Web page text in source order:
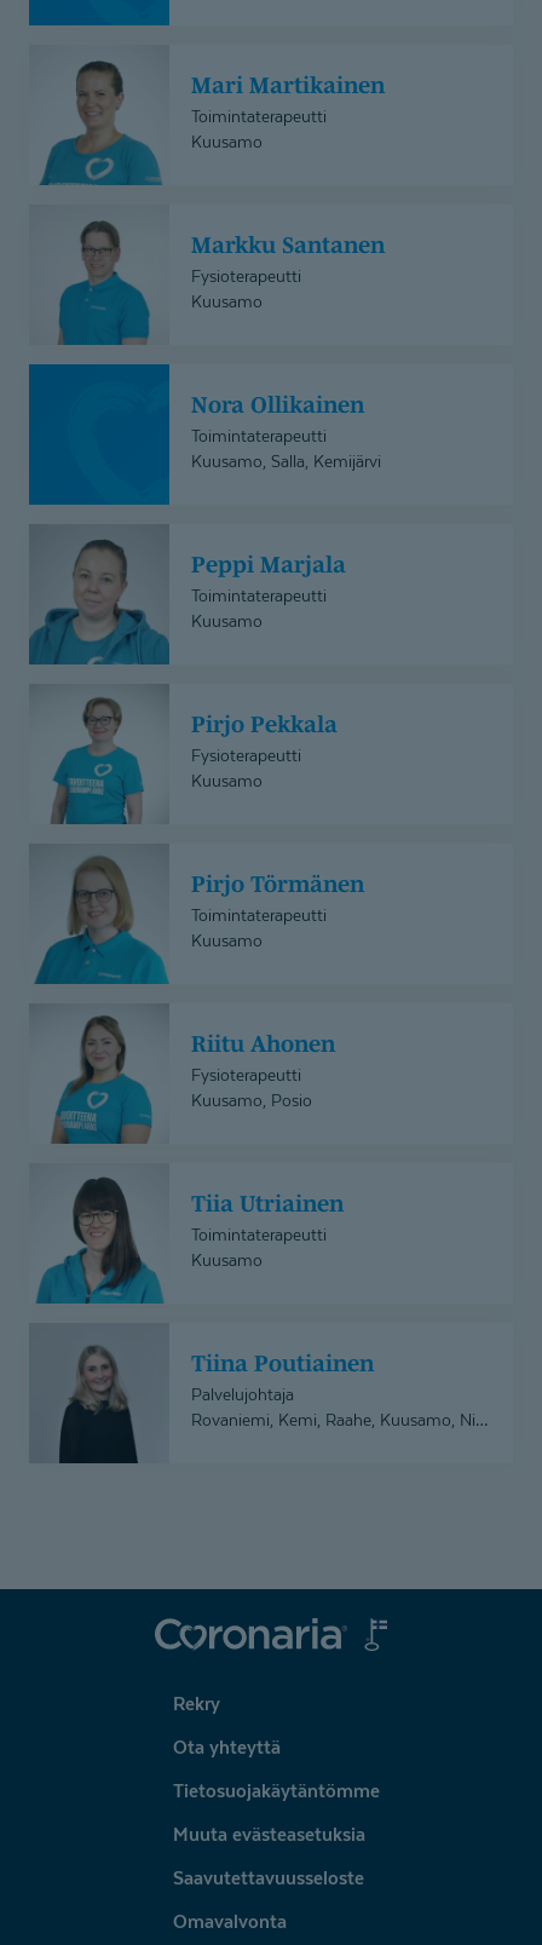
Martikainen
Mari Martikainen
Toimintaterapeutti
Kuusamo
Santanen
Markku Santanen
Fysioterapeutti
Kuusamo
Nora Ollikainen
Toimintaterapeutti
Kuusamo, Salla, Kemijärvi
Marjala
Peppi Marjala
Toimintaterapeutti
Kuusamo
Pekkala
Pirjo Pekkala
Fysioterapeutti
Kuusamo
Törmänen
Pirjo Törmänen
Toimintaterapeutti
Kuusamo
Ahonen
Riitu Ahonen
Fysioterapeutti
Kuusamo, Posio
Utriainen
Tiia Utriainen
Toimintaterapeutti
Kuusamo
Poutiainen
Tiina Poutiainen
Palvelujohtaja
Rovaniemi, Kemi, Raahe, Kuusamo, Nivala, Kemijärvi, Ylivieska, Ivalo, Kiiminki, Liminka, Kalajoki, Pudasjärvi, Kokkola, Kittilä, Oulu
Coronaria
Rekry
Ota yhteyttä
Tietosuojakäytäntömme
Muuta evästeasetuksia
Saavutettavuusseloste
Omavalvonta